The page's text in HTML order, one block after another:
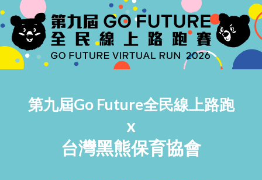
第九屆Go Future全民線上路跑
x
台灣黑熊保育協會
確定